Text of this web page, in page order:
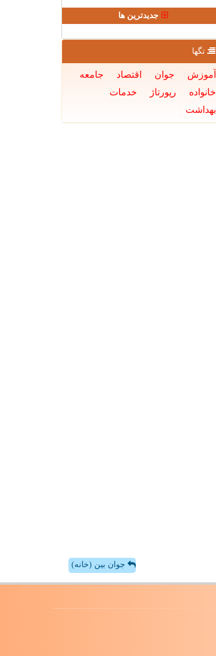
جدیدترین ها
تگها
آموزش جوان اقتصاد
جامعه
خانواده
رپورتاژ
خدمات
بهداشت
جوان بین (خانه)